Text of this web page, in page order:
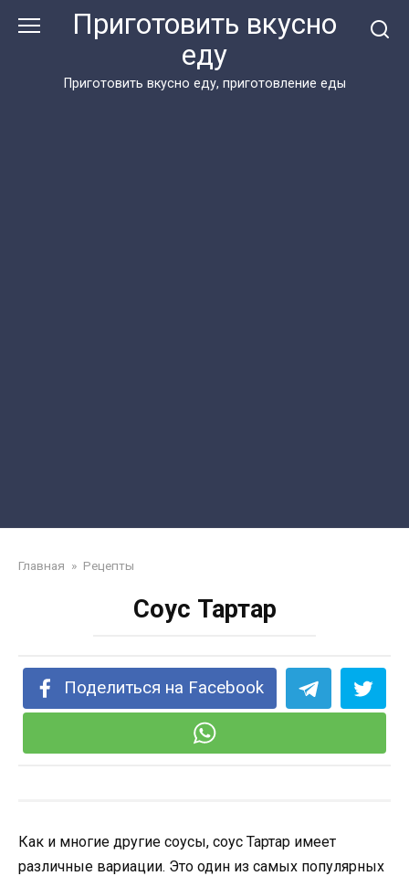
Приготовить вкусно
еду
Приготовить вкусно еду, приготовление еды
Главная » Рецепты
Соус Тартар
Поделиться на Facebook
Как и многие другие соусы, соус Тартар имеет
различные вариации. Это один из самых популярных